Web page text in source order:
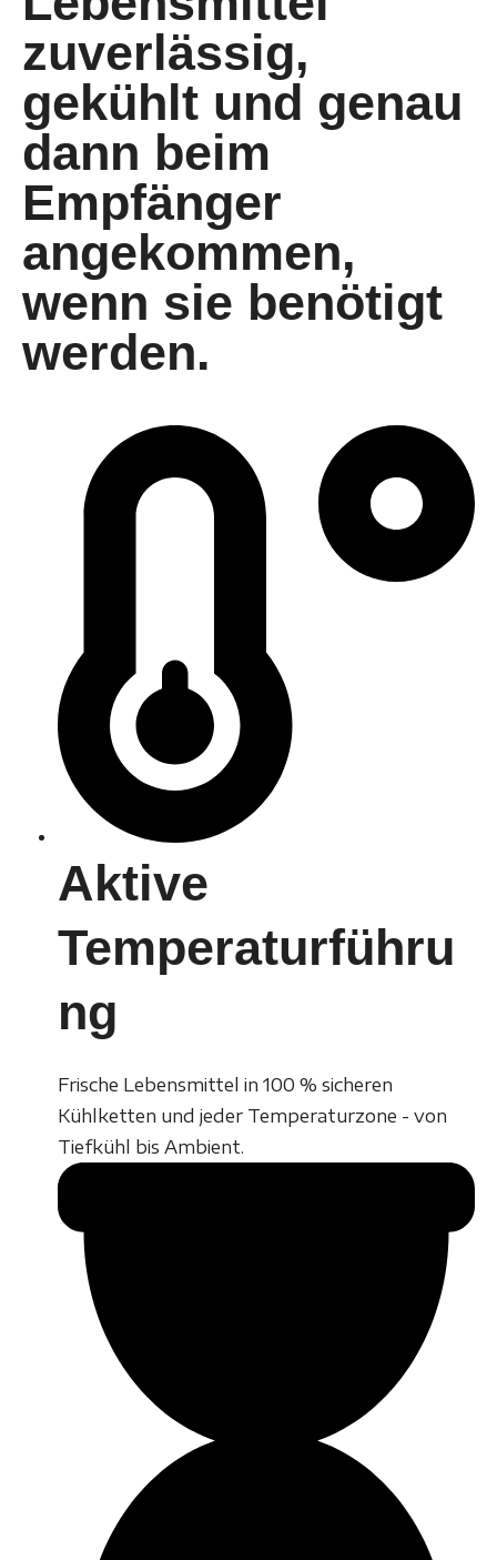
zuverlässig,
gekühlt und genau
dann beim
Empfänger
angekommen,
wenn sie benötigt
werden.
Aktive
Temperaturführu
ng
Frische Lebensmittel in 100 % sicheren
Kühlketten und jeder Temperaturzone - von
Tiefkühl bis Ambient.